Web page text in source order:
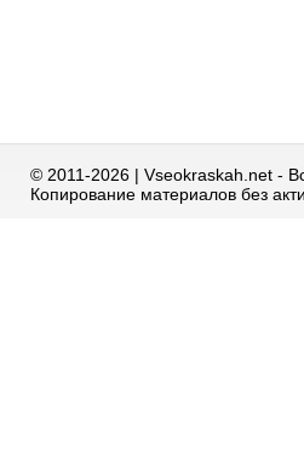
© 2011-2026 | Vseokraskah.net -
Копирование материалов без